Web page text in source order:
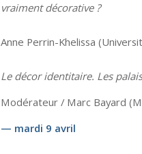
vraiment décorative ?
Anne Perrin-Khelissa
Le décor identitaire. Les
Modérateur / Marc Bayard
— mardi 9 avril